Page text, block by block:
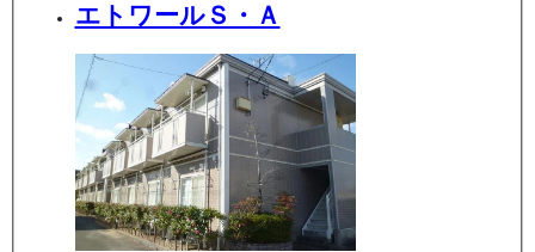
エトワールＳ・Ａ